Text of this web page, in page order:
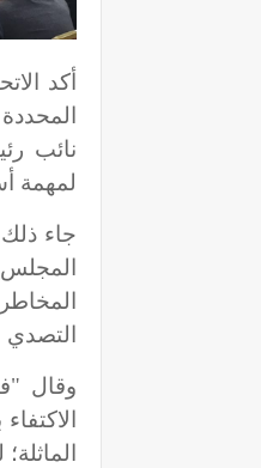
أكد
نائب
لمهمة
جاء
التصدي
وقال